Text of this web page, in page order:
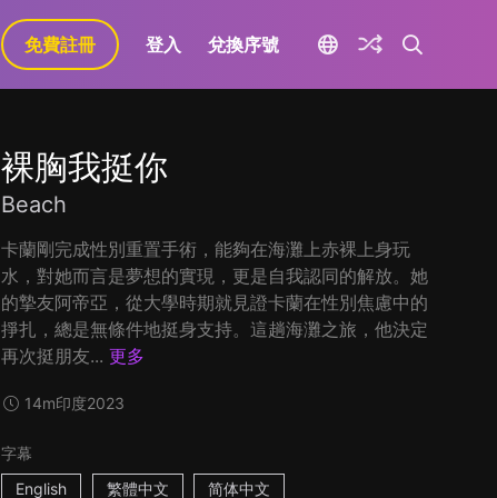
免費註冊 登入 兌換序號
裸胸我挺你
Beach
卡蘭剛完成性別重置手術，能夠在海灘上赤裸上身玩
水，對她而言是夢想的實現，更是自我認同的解放。她
的摯友阿帝亞，從大學時期就見證卡蘭在性別焦慮中的
掙扎，總是無條件地挺身支持。這趟海灘之旅，他決定
再次挺朋友... 更多
14m印度2023
字幕
English
繁體中文 简体中文